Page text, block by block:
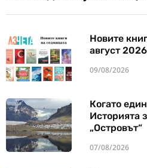
Новите
август 2026
09/08/2026
Когато
Историята
„Островът“
07/08/2026